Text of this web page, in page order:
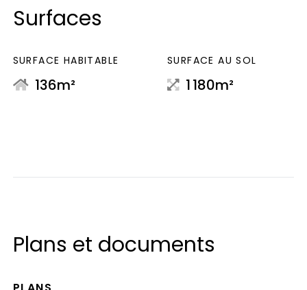
Surfaces
SURFACE HABITABLE
136m²
SURFACE AU SOL
1 180m²
Plans et documents